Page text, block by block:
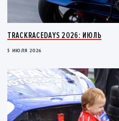
TRACKRACEDAYS 2026: ИЮЛЬ
5 ИЮЛЯ 2026